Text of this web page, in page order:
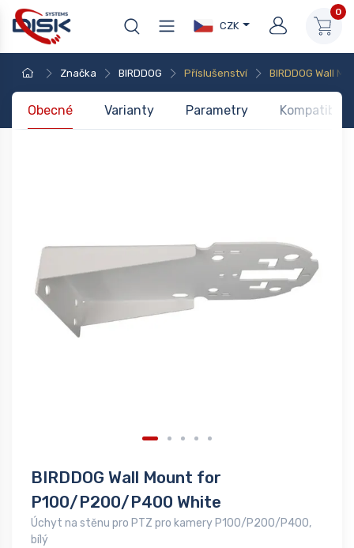
CZK
0
Značka BIRDDOG Příslušenství BIRDDOG Wall
Obecné Varianty Parametry
BIRDDOG Wall Mount for
P100/P200/P400 White
Úchyt na stěnu pro PTZ pro kamery P100/P200/P400,
bílý